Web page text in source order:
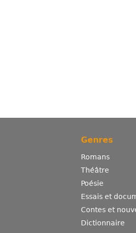
Genres
Romans
Théâtre
Poésie
Essais et
Contes et
Dictionnaire